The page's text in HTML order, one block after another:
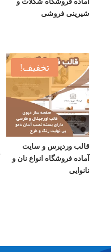
شیرینی فروشی
تخفیف!
قالب وردپرس و سایت
آماده فروشگاه انواع نان و
نانوایی